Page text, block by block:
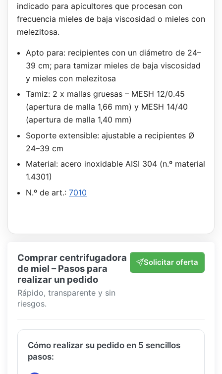
indicado para apicultores que procesan con
frecuencia mieles de baja viscosidad o mieles con
melezitosa.
Apto para: recipientes con un diámetro de 24–
39 cm; para tamizar mieles de baja viscosidad
y mieles con melezitosa
Tamiz: 2 x mallas gruesas – MESH 12/0.45
(apertura de malla 1,66 mm) y MESH 14/40
(apertura de malla 1,40 mm)
Soporte extensible: ajustable a recipientes Ø
24–39 cm
Material: acero inoxidable AISI 304 (n.º material
1.4301)
N.º de art.: 7010
Comprar centrifugadora
de miel – Pasos para
realizar un pedido
Rápido, transparente y sin
riesgos.
Solicitar oferta
Cómo realizar su pedido en 5 sencillos
pasos: